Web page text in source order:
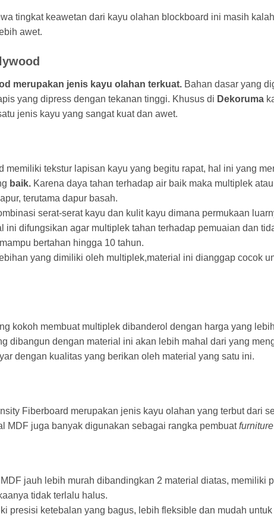
tingkat keawetan dari kayu olahan blockboard ini masih
awet.
merupakan jenis kayu olahan terkuat. Bahan dasar yang
yang dipress dengan tekanan tinggi. Khusus di Dekoruma
jenis kayu yang sangat kuat dan awet.
memiliki tekstur lapisan kayu yang begitu rapat, hal ini yang
baik. Karena daya tahan terhadap air baik maka multiplek
terutama dapur basah.
serat-serat kayu dan kulit kayu dimana permukaan
ini difungsikan agar multiplek tahan terhadap pemuaian dan
bertahan hingga 10 tahun.
yang dimiliki oleh multiplek,material ini dianggap cocok
kokoh membuat multiplek dibanderol dengan harga yang
dibangun dengan material ini akan lebih mahal dari yang
dengan kualitas yang berikan oleh material yang satu ini.
Fiberboard merupakan jenis kayu olahan yang terbut dari
MDF juga banyak digunakan sebagai rangka pembuatfurniture
jauh lebih murah dibandingkan 2 material diatas, memiliki
tidak terlalu halus.
presisi ketebalan yang bagus, lebih fleksible dan mudah untuk